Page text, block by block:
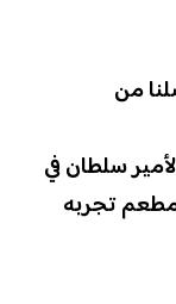
من
سلطان في
مطعم تجربه